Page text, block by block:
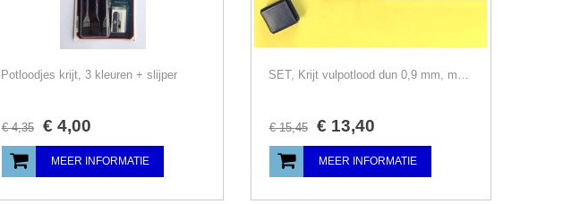
Potloodjes krijt, 3 kleuren + slijper
€ 4,35 € 4,00
MEER INFORMATIE
SET, Krijt vulpotlood dun 0,9 mm, met vullingen, Prym, aanbieding
€ 15,45 € 13,40
MEER INFORMATIE